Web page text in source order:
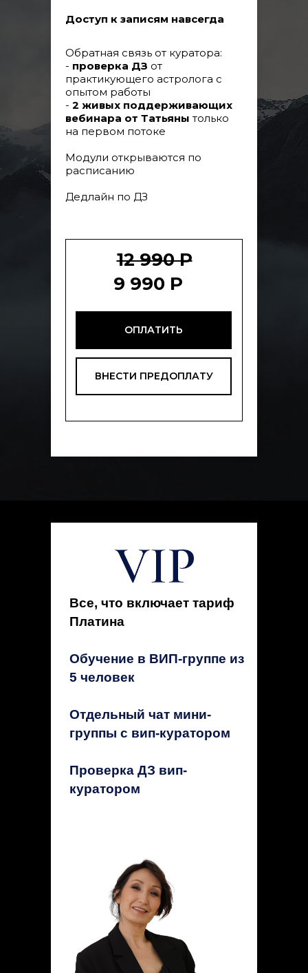
Обратная связь от куратора:
- проверка ДЗ от
практикующего астролога с
опытом работы
- 2 живых поддерживающих
вебинара от Татьяны только
на первом потоке
Модули открываются по
расписанию
Дедлайн по ДЗ
Доступ к записям навсегда
12 990 Р
ВНЕСТИ ПРЕДОПЛАТУ
ОПЛАТИТЬ
9 990 Р
Все, что включает тариф
Платина
Обучение в ВИП-группе из
5 человек
Отдельный чат мини-
группы с вип-куратором
Проверка ДЗ вип-
куратором